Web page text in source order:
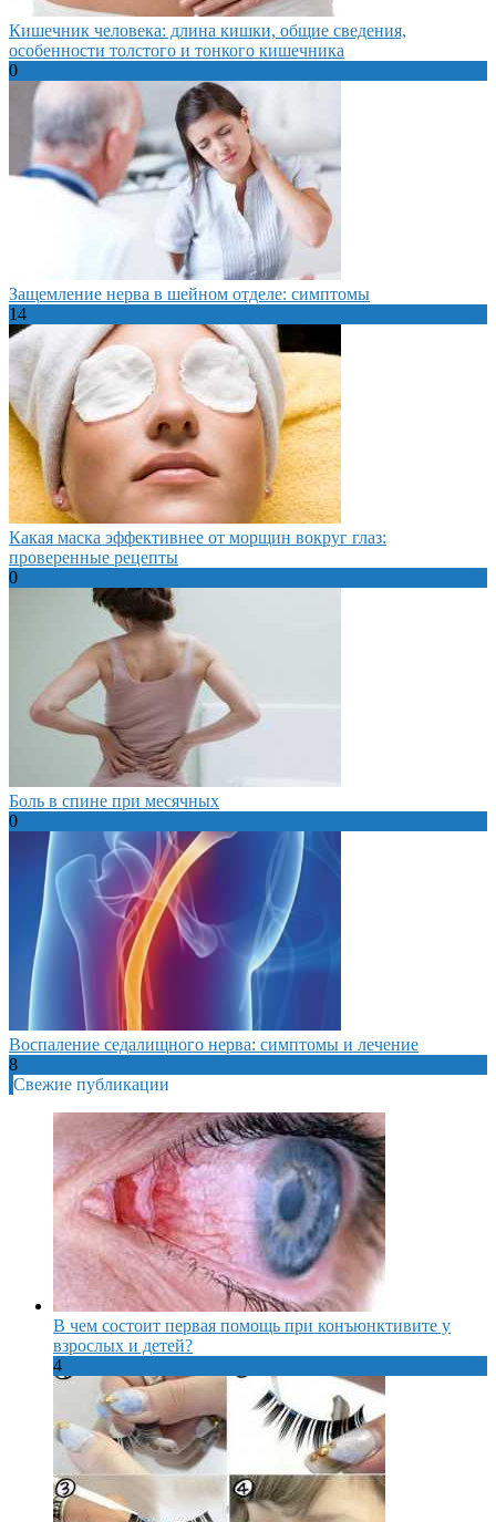
Кишечник человека: длина кишки, общие сведения,
особенности толстого и тонкого кишечника
0
Защемление нерва в шейном отделе: симптомы
14
Какая маска эффективнее от морщин вокруг глаз:
проверенные рецепты
0
Боль в спине при месячных
0
Воспаление седалищного нерва: симптомы и лечение
8
Свежие публикации
В чем состоит первая помощь при конъюнктивите у
взрослых и детей?
4